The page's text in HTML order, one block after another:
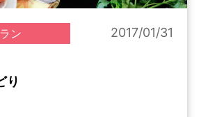
ン 2017/01/31
り